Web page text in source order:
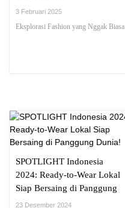
3 Februari 2025
Eksplorasi Fashion yang Nggak Biasa
SPOTLIGHT Indonesia
2024: Ready-to-Wear Lokal
Siap Bersaing di Panggung
Dunia!
23 Desember 2024